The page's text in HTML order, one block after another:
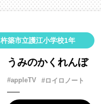
杵築市立護江小学校1年
うみのかくれんぼ
#appleTV #ロイロノート